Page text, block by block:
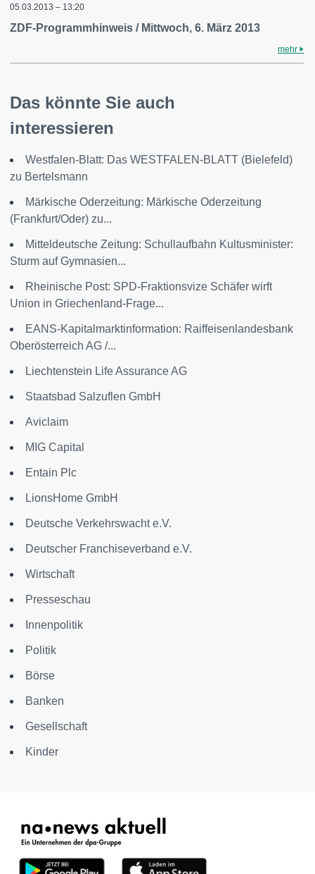
05.03.2013 – 13:20
ZDF-Programmhinweis / Mittwoch, 6. März 2013
mehr
Das könnte Sie auch
interessieren
Westfalen-Blatt: Das WESTFALEN-BLATT (Bielefeld)
zu Bertelsmann
Märkische Oderzeitung: Märkische Oderzeitung
(Frankfurt/Oder) zu...
Mitteldeutsche Zeitung: Schullaufbahn Kultusminister:
Sturm auf Gymnasien...
Rheinische Post: SPD-Fraktionsvize Schäfer wirft
Union in Griechenland-Frage...
EANS-Kapitalmarktinformation: Raiffeisenlandesbank
Oberösterreich AG /...
Liechtenstein Life Assurance AG
Staatsbad Salzuflen GmbH
Aviclaim
MIG Capital
Entain Plc
LionsHome GmbH
Deutsche Verkehrswacht e.V.
Deutscher Franchiseverband e.V.
Wirtschaft
Presseschau
Innenpolitik
Politik
Börse
Banken
Gesellschaft
Kinder